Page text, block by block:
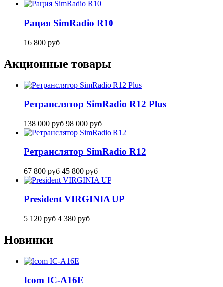
Рация SimRadio R10
16 800 руб
Акционные товары
Ретранслятор SimRadio R12 Plus
138 000 руб 98 000 руб
Ретранслятор SimRadio R12
67 800 руб 45 800 руб
President VIRGINIA UP
5 120 руб 4 380 руб
Новинки
Icom IC-A16E